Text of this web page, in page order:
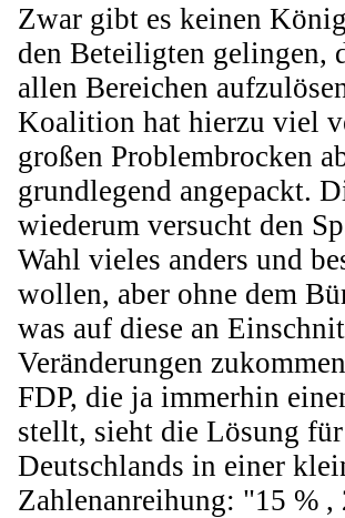
Zwar gibt es keinen
den Beteiligten gelingen,
allen Bereichen
Koalition hat hierzu viel
großen Problembrocken
grundlegend angepackt.
wiederum versucht den
Wahl vieles anders und
wollen, aber ohne dem
was auf diese an
Veränderungen
FDP, die ja immerhin
stellt, sieht die Lösung
Deutschlands in einer
Zahlenanreihung: "15 % ,